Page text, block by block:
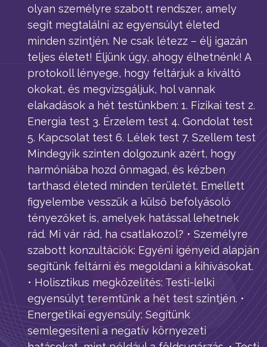
olyan személyre szabott rendszer, amely
segít megtalálni az egyensúlyt életed
minden szintjén. Ne csak létezz – élj igazán
teljes életet! Éljünk úgy, ahogy élhetnénk! A
protokoll lényege, hogy feltárjuk a kiváltó
okokat, és megvizsgáljuk, hol vannak
elakadások a hét testünkben: 1. Fizikai test 2.
Energia test 3. Érzelem test 4. Gondolat test
5. Kapcsolat test 6. Lélek test 7. Szellem test
Mindegyik szinten dolgozunk azért, hogy
harmóniába hozd önmagad, és kézben
tarthasd életed minden területét. Emellett
figyelembe vesszük a külső befolyásoló
tényezőket is, amelyek hatással lehetnek
rád. Mi vár rád, ha csatlakozol? • Személyre
szabott konzultációk: Egyéni igényeid alapján
segítünk feltárni és megoldani a kihívásokat.
• Holisztikus megközelítés: Testi-lelki
egyensúlyt teremtünk a hét test szintjén. •
Energetikai egyensúly: Segítünk
semlegesíteni a negatív környezeti